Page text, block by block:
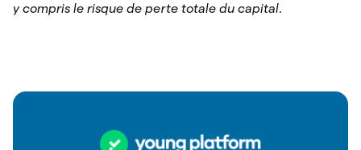
y compris le risque de perte totale du capital.